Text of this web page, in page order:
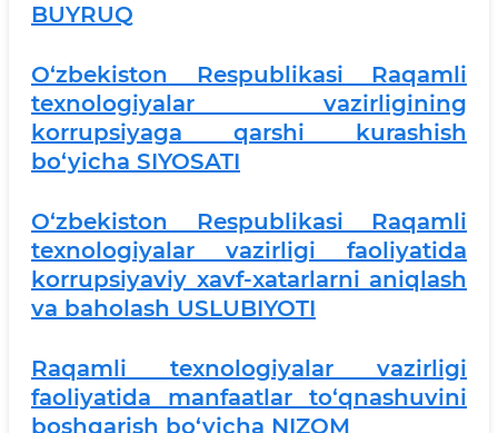
BUYRUQ
O‘zbekiston Respublikasi Raqamli
texnologiyalar vazirligining
korrupsiyaga qarshi kurashish
bo‘yicha SIYOSATI
O‘zbekiston Respublikasi Raqamli
texnologiyalar vazirligi faoliyatida
korrupsiyaviy xavf-xatarlarni aniqlash
va baholash USLUBIYOTI
Raqamli texnologiyalar vazirligi
faoliyatida manfaatlar to‘qnashuvini
boshqarish bo‘yicha NIZOM